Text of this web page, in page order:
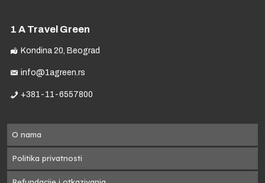
1 A Travel Green
Kondina 20, Beograd
info@1agreen.rs
+381-11-6557800
O nama
Politika privatnosti